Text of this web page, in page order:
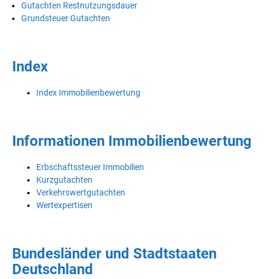
Gutachten Restnutzungsdauer
Grundsteuer Gutachten
Index
Index Immobilienbewertung
Informationen Immobilienbewertung
Erbschaftssteuer Immobilien
Kurzgutachten
Verkehrswertgutachten
Wertexpertisen
Bundesländer und Stadtstaaten
Deutschland